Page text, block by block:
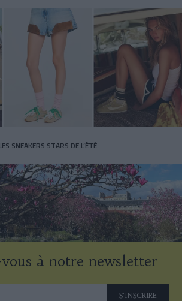
LES SNEAKERS STARS DE L’ÉTÉ
à notre newsletter
S'INSCRIRE